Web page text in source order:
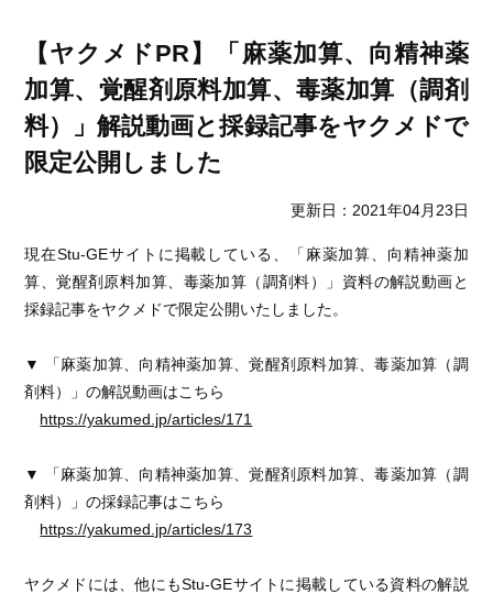
【ヤクメドPR】「麻薬加算、向精神薬
加算、覚醒剤原料加算、毒薬加算（調剤
料）」解説動画と採録記事をヤクメドで
限定公開しました
更新日：2021年04月23日
現在Stu-GEサイトに掲載している、「麻薬加算、向精神薬加
算、覚醒剤原料加算、毒薬加算（調剤料）」資料の解説動画と
採録記事をヤクメドで限定公開いたしました。
▼ 「麻薬加算、向精神薬加算、覚醒剤原料加算、毒薬加算（調
剤料）」の解説動画はこちら
https://yakumed.jp/articles/171
▼ 「麻薬加算、向精神薬加算、覚醒剤原料加算、毒薬加算（調
剤料）」の採録記事はこちら
https://yakumed.jp/articles/173
ヤクメドには、他にもStu-GEサイトに掲載している資料の解説